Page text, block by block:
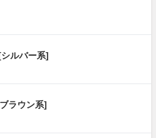
ルバー系]
ラウン系]